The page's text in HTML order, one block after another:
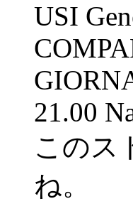
USI
21.00
このス
ね。